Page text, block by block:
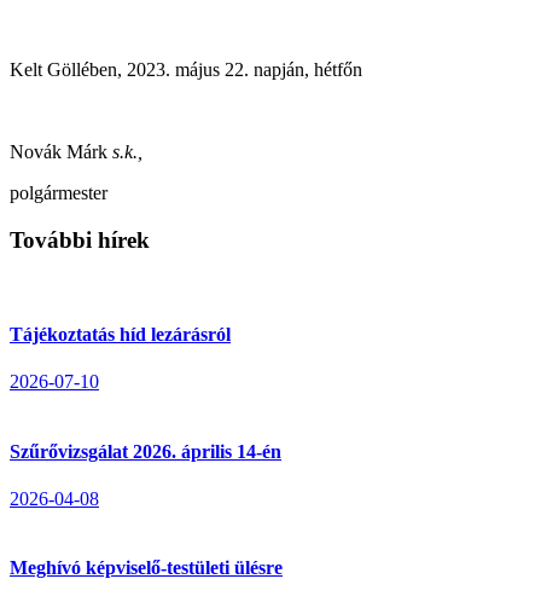
Kelt Göllében, 2023. május 22. napján, hétfőn
Novák Márk s.k.,
polgármester
További hírek
Tájékoztatás híd lezárásról
2026-07-10
Szűrővizsgálat 2026. április 14-én
2026-04-08
Meghívó képviselő-testületi ülésre